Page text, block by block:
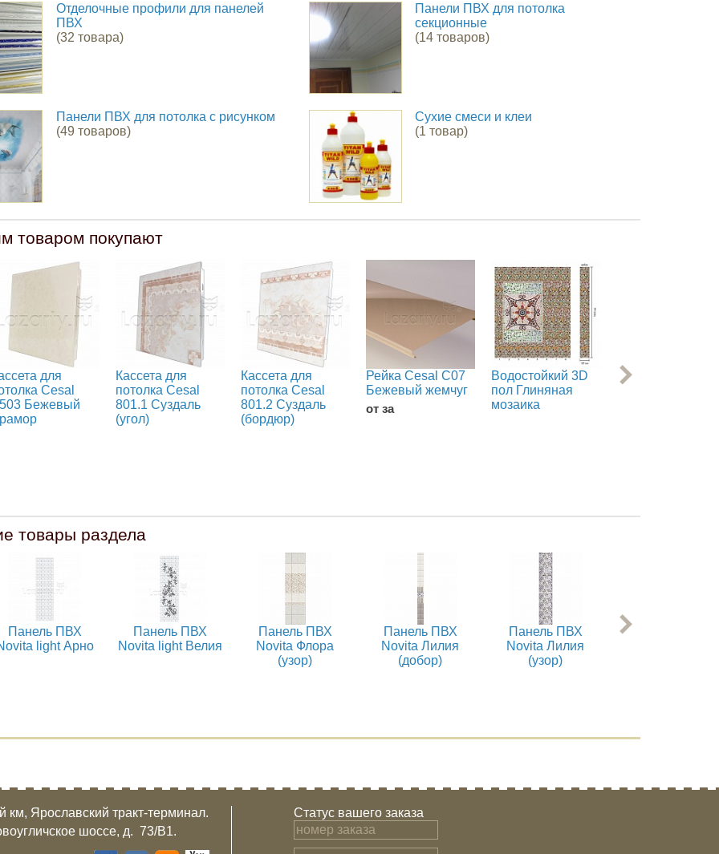
Отделочные профили для панелей
ПВХ
(32 товара)
Панели ПВХ для потолка
секционные
(14 товаров)
Панели ПВХ для потолка с рисунком
(49 товаров)
Сухие смеси и клеи
(1 товар)
товаром покупают
для
Cesal
Бежевый
Кассета для
потолка Cesal
801.1 Суздаль
(угол)
Кассета для
потолка Cesal
801.2 Суздаль
(бордюр)
Рейка Cesal С07
Бежевый жемчуг
от за
Водостойкий 3D
пол Глиняная
мозаика
Панель ПВХ
товары раздела
Панель ПВХ
light Арно
Панель ПВХ
Novita light Велия
Панель ПВХ
Novita Флора
(узор)
Панель ПВХ
Novita Лилия
(добор)
Панель ПВХ
Novita Лилия
(узор)
км, Ярославский тракт-терминал.
шоссе, д. 73/B1.
Статус вашего заказа